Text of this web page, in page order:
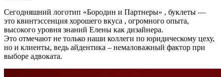
Сегодняшний логотип «Бородин и Партнеры» , буклеты —
это квинтэссенция хорошего вкуса , огромного опыта,
высокого уровня знаний Елены как дизайнера.
Это отмечают не только наши коллеги по юридическому цеху,
но и клиенты, ведь айдентика – немаловажный фактор при
выборе адвоката.